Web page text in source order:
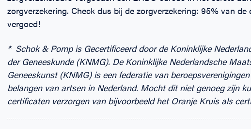
zorgverzekering. Check dus bij de zorgverzekering: 95% van
vergoed!
* Schok & Pomp is Gecertificeerd door de Koninklijke
der Geneeskunde (KNMG). De Koninklijke Nederlandsche
Geneeskunst (KNMG) is een federatie van
belangen van artsen in Nederland. Mocht dit niet genoeg zijn
certificaten verzorgen van bijvoorbeeld het Oranje Kruis als